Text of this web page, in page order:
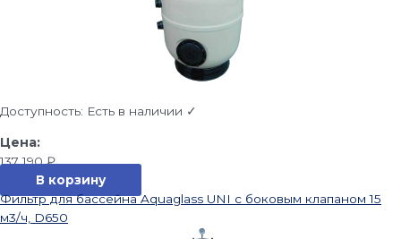
Доступность: Есть в наличии ✓
137 190₽
В корзину
Фильтр для бассейна Aquaglass UNI с боковым клапаном 15
м3/ч, D650